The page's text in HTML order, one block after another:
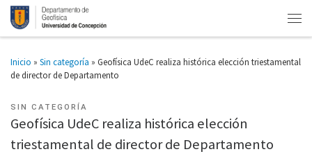
Inicio » Sin categoría » Geofísica UdeC realiza histórica elección triestamental
de director de Departamento
SIN CATEGORÍA
Geofísica UdeC realiza histórica elección
triestamental de director de Departamento